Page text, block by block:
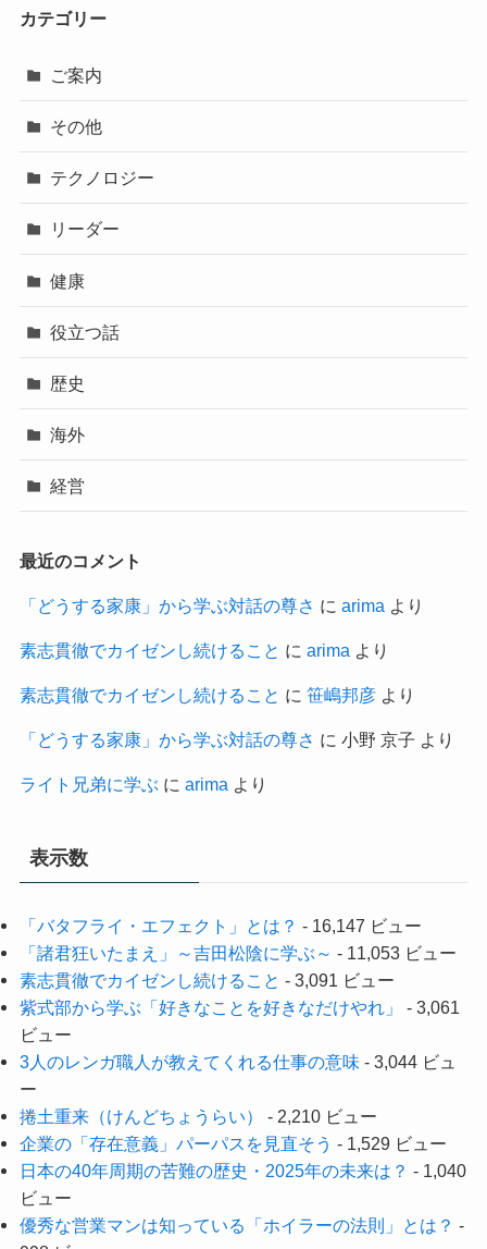
カテゴリー
ご案内
その他
テクノロジー
リーダー
健康
役立つ話
歴史
海外
経営
最近のコメント
「どうする家康」から学ぶ対話の尊さ に arima より
素志貫徹でカイゼンし続けること に arima より
素志貫徹でカイゼンし続けること に 笹嶋邦彦より
「どうする家康」から学ぶ対話の尊さ に 小野 京子 より
ライト兄弟に学ぶ に arima より
表示数
「バタフライ・エフェクト」とは？ - 16,147 ビュー
「諸君狂いたまえ」～吉田松陰に学ぶ～ - 11,053 ビュー
素志貫徹でカイゼンし続けること - 3,091 ビュー
紫式部から学ぶ「好きなことを好きなだけやれ」
- 3,061
ビュー
3人のレンガ職人が教えてくれる仕事の意味 - 3,044 ビュ
ー
捲土重来（けんどちょうらい）
- 2,210 ビュー
企業の「存在意義」パーパスを見直そう - 1,529 ビュー
日本の40年周期の苦難の歴史・2025年の未来は？ - 1,040
ビュー
優秀な営業マンは知っている「ホイラーの法則」とは？ -